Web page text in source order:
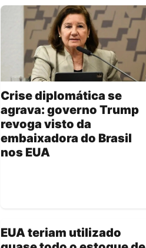
Crise diplomática se
agrava: governo Trump
revoga visto da
embaixadora do Brasil
nos EUA
EUA teriam utilizado